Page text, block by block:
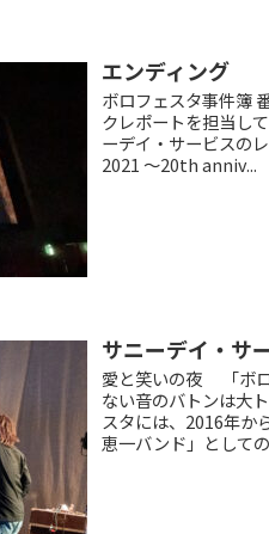
エンディング
ボロフェスタ事件簿
クレポートを担当し
ーデイ・サービスの
2021 〜20th anniv...
サニーデイ・サ
愛と笑いの夜 「ボ
ない音のバトンは大
スタには、2016年か
恵一バンド」として